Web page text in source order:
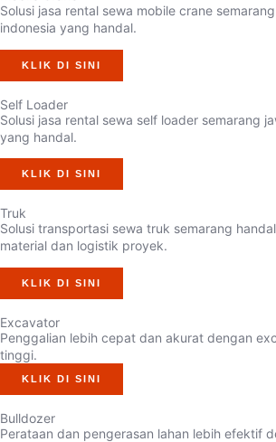
Solusi jasa rental sewa mobile crane
indonesia yang handal.
KLIK DI SINI
Self Loader
Solusi jasa rental sewa self loader semarang
yang handal.
KLIK DI SINI
Truk
Solusi transportasi sewa truk semarang
material dan logistik proyek.
KLIK DI SINI
Excavator
Penggalian lebih cepat dan akurat dengan
tinggi.
KLIK DI SINI
Bulldozer
Perataan dan pengerasan lahan lebih efektif